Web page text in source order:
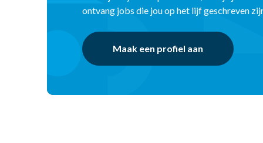
ontvang jobs die jou op het lijf geschreven
Maak een profiel aan